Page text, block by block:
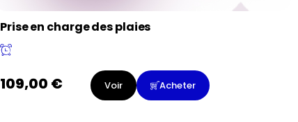
Prise en charge des plaies
109,00 € Voir Acheter